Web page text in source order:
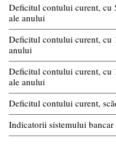
Deficitul contului curent, cu
ale anului
Deficitul contului curent, cu
anului
Deficitul contului curent, cu
ale anului
Deficitul contului curent,
Indicatorii sistemului